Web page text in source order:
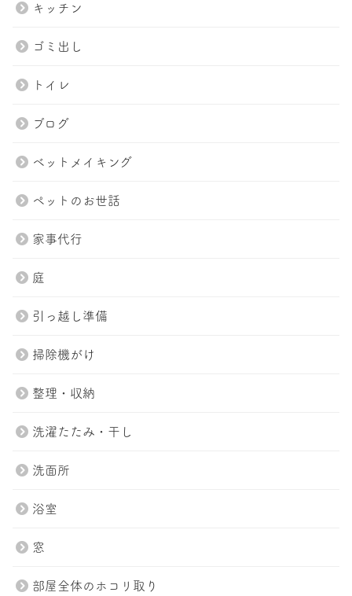
キッチン
ゴミ出し
トイレ
ブログ
ベットメイキング
ペットのお世話
家事代行
庭
引っ越し準備
掃除機がけ
整理・収納
洗濯たたみ・干し
洗面所
浴室
窓
部屋全体のホコリ取り